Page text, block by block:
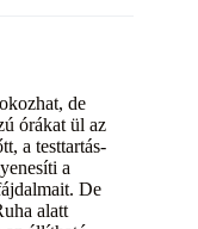
de
órákat ül az
a testtartás-
a
De
alatt